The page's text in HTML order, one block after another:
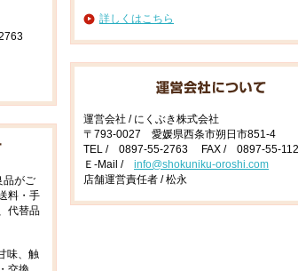
品がご
料・手
代替品
味、触
詳しくはこちら
運営会社 / にくぶき株式会社
〒793-0027 愛媛県西条市朔日市851-4
TEL / 0897-55-2763 FAX / 0897-55-
Ｅ-Mail / info@shokuniku-oroshi.com
店舗運営責任者 / 松永